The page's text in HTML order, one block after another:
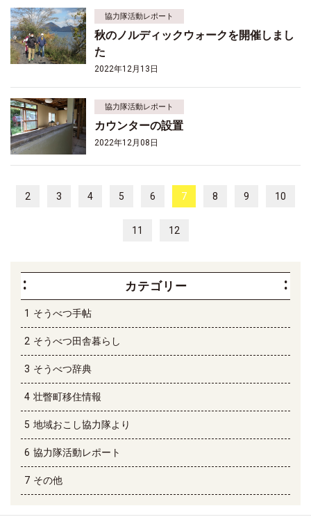
協力隊活動レポート
秋のノルディックウォークを開催しまし
た
2022年12月13日
協力隊活動レポート
カウンターの設置
2022年12月08日
2 3 4 5 6 7 8 9 10
11 12
カテゴリー
そうべつ手帖
そうべつ田舎暮らし
そうべつ辞典
壮瞥町移住情報
地域おこし協力隊より
協力隊活動レポート
その他